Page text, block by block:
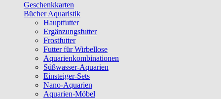
Geschenkkarten
Bücher Aquaristik
Hauptfutter
Ergänzungsfutter
Frostfutter
Futter für Wirbellose
Aquarienkombinationen
Süßwasser-Aquarien
Einsteiger-Sets
Nano-Aquarien
Aquarien-Möbel